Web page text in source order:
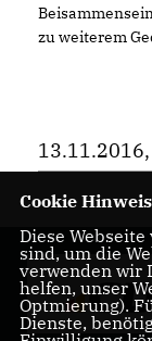
zu weiterem
Cookie Hinweis
Diese
sind, um die
verwenden wir
helfen, unser
Optmierung).
Dienste,